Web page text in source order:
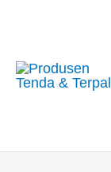
content